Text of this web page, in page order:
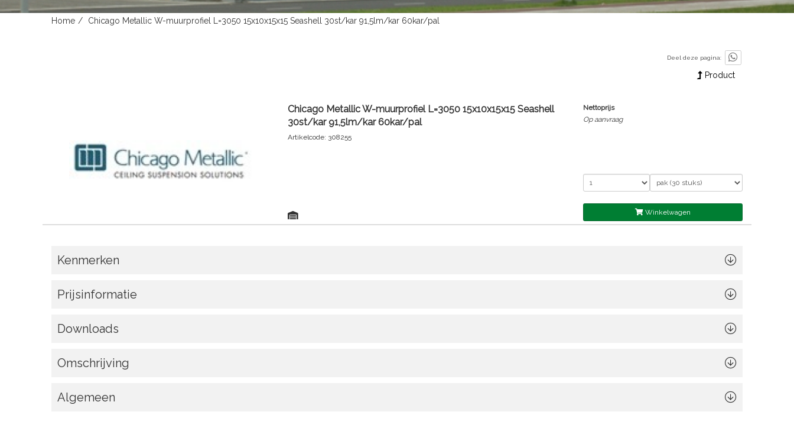
Home Chicago Metallic W-muurprofiel L=3050 15x10x15x15 Seashell 30st/kar 91,5lm/kar 60kar/pal
Deel deze pagina:
Product
Chicago Metallic W-muurprofiel L=3050 15x10x15x15 Seashell
30st/kar 91,5lm/kar 60kar/pal
Artikelcode: 308255
Nettoprijs
Op aanvraag
Winkelwagen
Kenmerken
Prijsinformatie
Downloads
Omschrijving
Algemeen